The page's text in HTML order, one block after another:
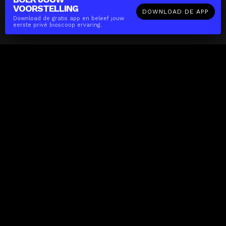
VOORSTELLING
Download de gratis app en beleef jouw
eerste privé bioscoop ervaring.
DOWNLOAD DE APP